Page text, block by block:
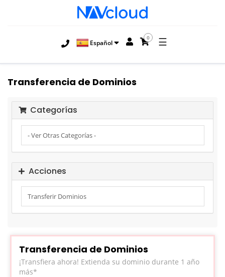
Español
0 ☰
Transferencia de Dominios
Categorías
Acciones
Transferencia de Dominios
¡Transfiera ahora! Extienda su dominio durante 1 año
más*